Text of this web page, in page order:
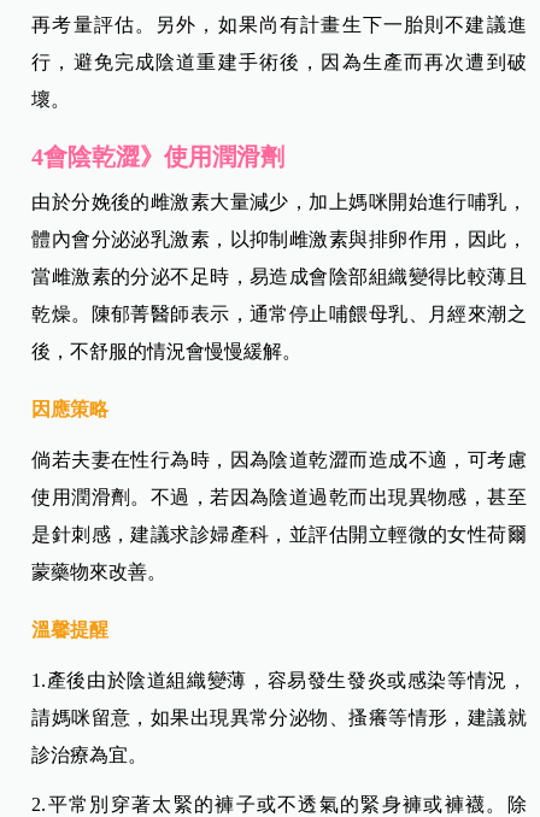
再考量評估。另外，如果尚有計畫生下一胎則不建議進
行，避免完成陰道重建手術後，因為生產而再次遭到破
壞。
4會陰乾澀》使用潤滑劑
由於分娩後的雌激素大量減少，加上媽咪開始進行哺乳，
體內會分泌泌乳激素，以抑制雌激素與排卵作用，因此，
當雌激素的分泌不足時，易造成會陰部組織變得比較薄且
乾燥。陳郁菁醫師表示，通常停止哺餵母乳、月經來潮之
後，不舒服的情況會慢慢緩解。
因應策略
倘若夫妻在性行為時，因為陰道乾澀而造成不適，可考慮
使用潤滑劑。不過，若因為陰道過乾而出現異物感，甚至
是針刺感，建議求診婦產科，並評估開立輕微的女性荷爾
蒙藥物來改善。
溫馨提醒
1.產後由於陰道組織變薄，容易發生發炎或感染等情況，
請媽咪留意，如果出現異常分泌物、搔癢等情形，建議就
診治療為宜。
2.平常別穿著太緊的褲子或不透氣的緊身褲或褲襪。除